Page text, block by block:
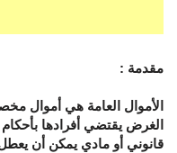
مقدمة :
الأموال العامة هي أموال
الغرض يقتضي أفرادها
قانوني أو مادي يمكن أن